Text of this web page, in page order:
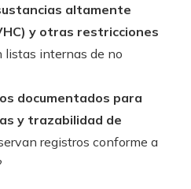
altamente
y otras restricciones
listas internas de no
documentados para
y trazabilidad de
registros conforme a